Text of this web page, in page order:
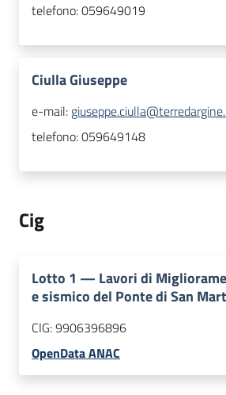
telefono:059649019
Ciulla Giuseppe
e-mail:
telefono:059649148
Cig
Lotto 1 — Lavori di
e sismico del Ponte di San
CIG:9906396896
OpenData ANAC